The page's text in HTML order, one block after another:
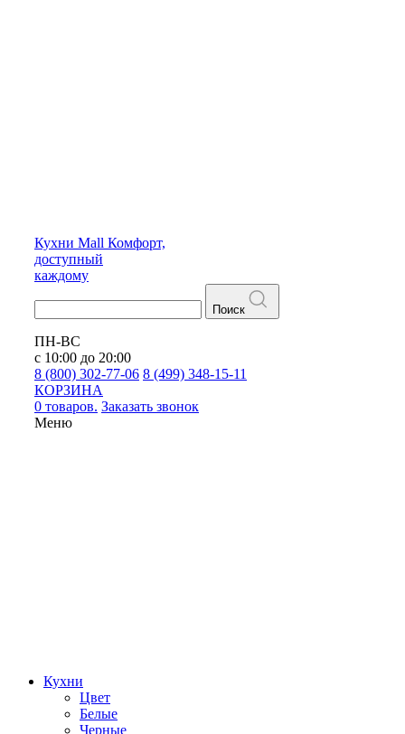
Кухни Mall Комфорт,
доступный
каждому
Поиск
ПН-ВС
с 10:00 до 20:00
8 (800) 302-77-06 8 (499) 348-15-11
КОРЗИНА
0 товаров. Заказать звонок
Меню
Кухни
Цвет
Белые
Черные